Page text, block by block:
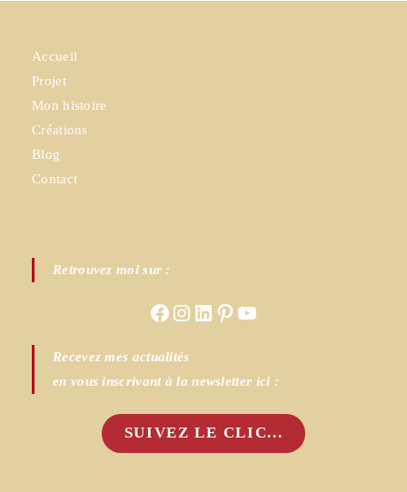
Accueil
Projet
Mon histoire
Créations
Blog
Contact
Retrouvez moi sur :
FacebookInstagram
LinkedIn
PinterestYouTube
Recevez mes actualités
en vous inscrivant à la newsletter ici :
SUIVEZ LE CLIC...